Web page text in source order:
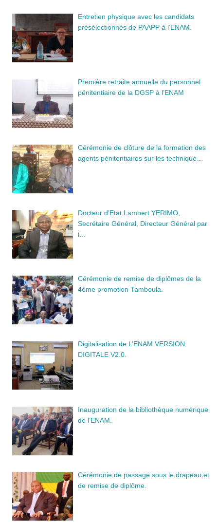
Entretien physique avec les candidats
présélectionnés de PAAPP à l’ENAM.
Première retraite annuelle du personnel
pénitentiaire de la DGSP à l’ENAM
Cérémonie de clôture de la formation des
agents pénitentiaires sur les technique…
Docteur d’Etat Lambert YERIMO,
Secrétaire Général, Directeur Général par
i…
Cérémonie de remise de diplômes de la
4ème promotion Tamboula.
Digitalisation de L’ENAM VERSION
DIGITALE V2.0.
Inauguration de la bibliothèque numérique
de l’ENAM.
Cérémonie de passage sous le drapeau et
de remise de diplôme.